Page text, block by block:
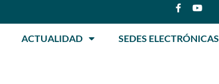
ACTUALIDAD SEDES ELECTRÓNICAS